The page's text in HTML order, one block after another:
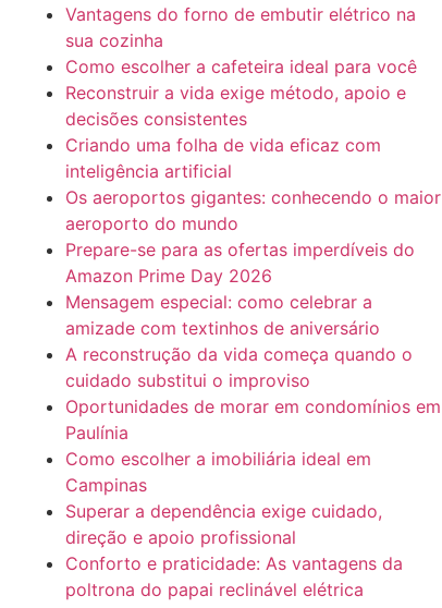
Vantagens do forno de embutir elétrico na
sua cozinha
Como escolher a cafeteira ideal para você
Reconstruir a vida exige método, apoio e
decisões consistentes
Criando uma folha de vida eficaz com
inteligência artificial
Os aeroportos gigantes: conhecendo o maior
aeroporto do mundo
Prepare-se para as ofertas imperdíveis do
Amazon Prime Day 2026
Mensagem especial: como celebrar a
amizade com textinhos de aniversário
A reconstrução da vida começa quando o
cuidado substitui o improviso
Oportunidades de morar em condomínios em
Paulínia
Como escolher a imobiliária ideal em
Campinas
Superar a dependência exige cuidado,
direção e apoio profissional
Conforto e praticidade: As vantagens da
poltrona do papai reclinável elétrica